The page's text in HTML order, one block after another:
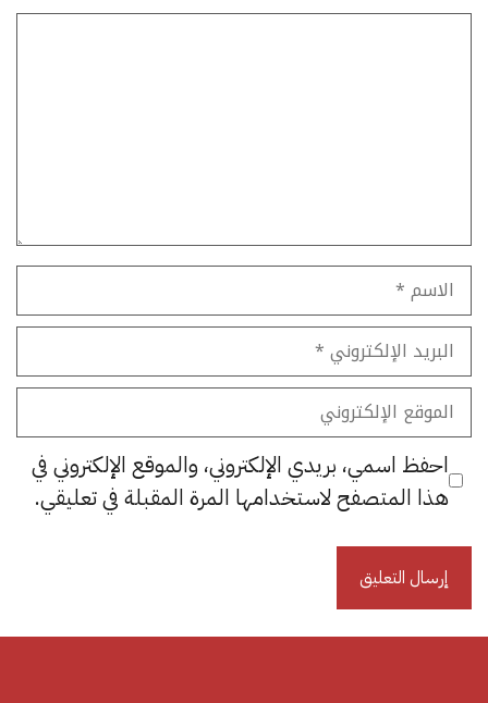
الاسم
البريد
الإلكتروني
الموقع
الإلكتروني
احفظ اسمي، بريدي الإلكتروني، والموقع الإلكتروني في
هذا المتصفح لاستخدامها المرة المقبلة في تعليقي.